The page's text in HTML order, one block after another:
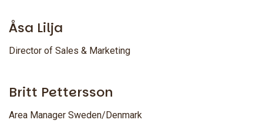
Åsa Lilja
Director of Sales & Marketing
Britt Pettersson
Area Manager Sweden/Denmark